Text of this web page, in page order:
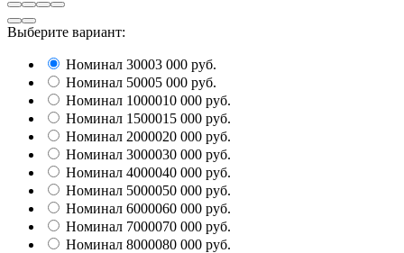
Выберите вариант:
Номинал 30003 000 руб.
Номинал 50005 000 руб.
Номинал 1000010 000 руб.
Номинал 1500015 000 руб.
Номинал 2000020 000 руб.
Номинал 3000030 000 руб.
Номинал 4000040 000 руб.
Номинал 5000050 000 руб.
Номинал 6000060 000 руб.
Номинал 7000070 000 руб.
Номинал 8000080 000 руб.